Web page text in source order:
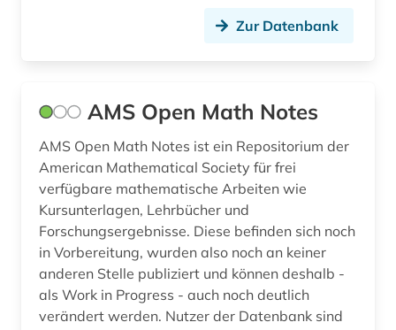
nachlass (1)
nachschlagewerk (3)
naturwissenschaft (2)
naturwissenschaft nachschlagewerk (1)
naturwissenschaften (25)
naturwissenschaftler (1)
Zur Datenbank
AMS Open Math Notes
AMS Open Math Notes ist ein Repositorium der
American Mathematical Society für frei
verfügbare mathematische Arbeiten wie
Kursunterlagen, Lehrbücher und
Forschungsergebnisse. Diese befinden sich noch
in Vorbereitung, wurden also noch an keiner
anderen Stelle publiziert und können deshalb -
als Work in Progress - auch noch deutlich
verändert werden. Nutzer der Datenbank sind